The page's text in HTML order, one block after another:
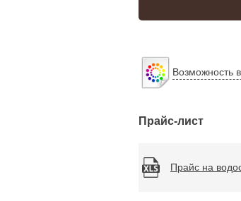
Возможность
Прайс-лист
Прайс на